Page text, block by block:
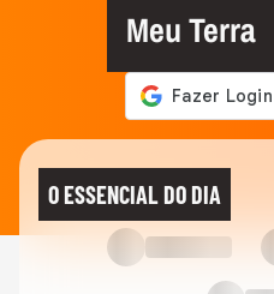
Meu Terra
O ESSENCIAL DO DIA